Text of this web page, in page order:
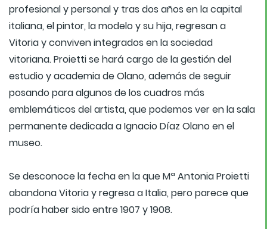
profesional y personal y tras dos años en la capital
italiana, el pintor, la modelo y su hija, regresan a
Vitoria y conviven integrados en la sociedad
vitoriana. Proietti se hará cargo de la gestión del
estudio y academia de Olano, además de seguir
posando para algunos de los cuadros más
emblemáticos del artista, que podemos ver en la sala
permanente dedicada a Ignacio Díaz Olano en el
museo.
Se desconoce la fecha en la que Mª Antonia Proietti
abandona Vitoria y regresa a Italia, pero parece que
podría haber sido entre 1907 y 1908.